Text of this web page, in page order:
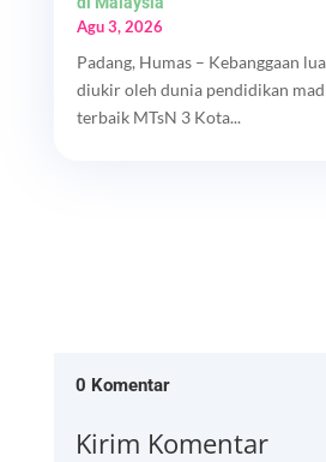
Agu 3, 2026
Padang, Humas – Kebanggaan
diukir oleh dunia pendidikan
terbaik MTsN 3 Kota...
0 Komentar
Kirim Komentar